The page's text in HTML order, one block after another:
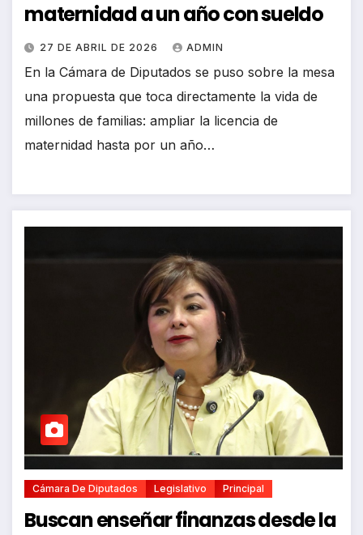
maternidad a un año con sueldo
27 DE ABRIL DE 2026 ADMIN
En la Cámara de Diputados se puso sobre la mesa
una propuesta que toca directamente la vida de
millones de familias: ampliar la licencia de
maternidad hasta por un año…
Cámara De Diputados Legislativo Principal
Buscan enseñar finanzas desde la